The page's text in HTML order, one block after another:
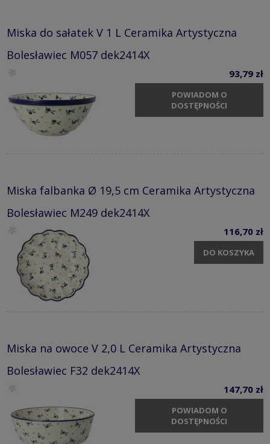
Miska do sałatek V 1 L Ceramika Artystyczna
Bolesławiec M057 dek2414X
93,79 zł
POWIADOM O
DOSTĘPNOŚCI
Miska falbanka Ø 19,5 cm Ceramika Artystyczna
Bolesławiec M249 dek2414X
116,70 zł
DO KOSZYKA
Miska na owoce V 2,0 L Ceramika Artystyczna
Bolesławiec F32 dek2414X
147,70 zł
POWIADOM O
DOSTĘPNOŚCI